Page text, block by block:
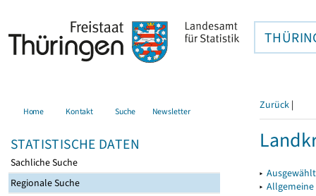
Home Kontakt Suche Newsletter
STATISTISCHE DATEN
Sachliche Suche
Regionale Suche
Zurück |
▸
▸